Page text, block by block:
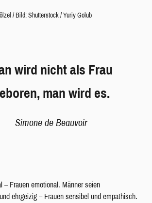
/ Bild: Shutterstock / Yuriy Golub
wird nicht als Frau
man wird es.
Simone de Beauvoir
– Frauen emotional. Männer seien
ehrgeizig – Frauen sensibel und empathisch.